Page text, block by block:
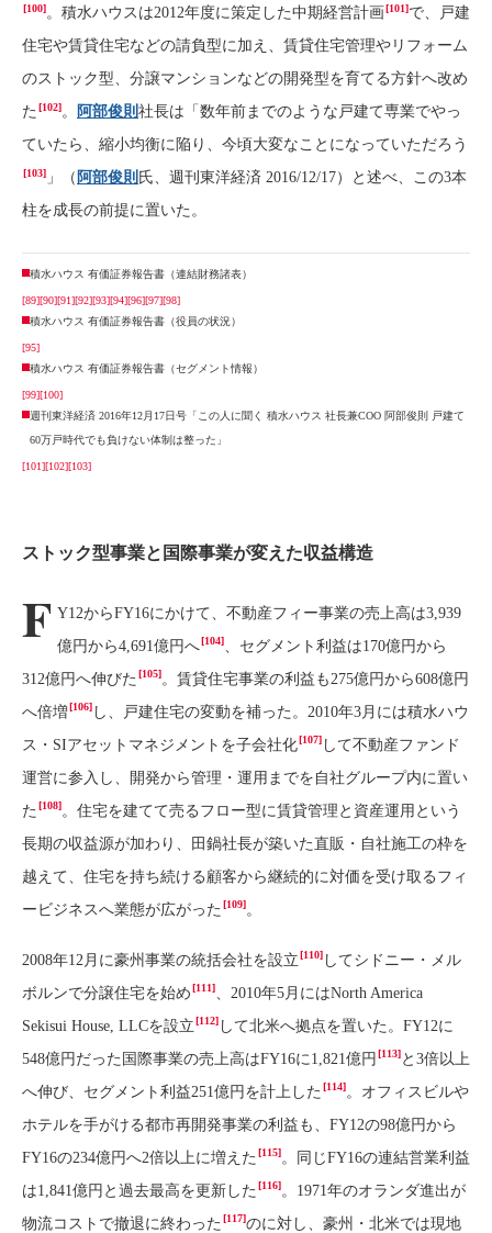
[100]。積水ハウスは2012年度に策定した中期経営計画[101]で、戸建
住宅や賃貸住宅などの請負型に加え、賃貸住宅管理やリフォーム
のストック型、分譲マンションなどの開発型を育てる方針へ改め
た [102]。 阿部俊則 社長は「数年前までのような戸建て専業でやっ
ていたら、縮小均衡に陥り、今頃大変なことになっていただろう
[103] 」（ 阿部俊則 氏、週刊東洋経済 2016/12/17）と述べ、この3本
柱を成長の前提に置いた。
積水ハウス 有価証券報告書（連結財務諸表）
[89][90][91][92][93][94][96][97][98]
積水ハウス 有価証券報告書（役員の状況）
[95]
積水ハウス 有価証券報告書（セグメント情報）
[99][100]
週刊東洋経済 2016年12月17日号「この人に聞く 積水ハウス 社長兼COO 阿部俊則 戸建て
60万戸時代でも負けない体制は整った」
[101][102][103]
ストック型事業と国際事業が変えた収益構造
F Y12からFY16にかけて、不動産フィー事業の売上高は3,939
億円から4,691億円へ[104]
、セグメント利益は170億円から
312億円へ伸びた [105]。賃貸住宅事業の利益も275億円から608億円
へ倍増[106] し、戸建住宅の変動を補った。2010年3月には積水ハウ
ス・SIアセットマネジメントを子会社化[107] して不動産ファンド
運営に参入し、開発から管理・運用までを自社グループ内に置い
た [108]。住宅を建てて売るフロー型に賃貸管理と資産運用という
長期の収益源が加わり、田鍋社長が築いた直販・自社施工の枠を
越えて、住宅を持ち続ける顧客から継続的に対価を受け取るフィ
ービジネスへ業態が広がった [109]。
2008年12月に豪州事業の統括会社を設立[110] してシドニー・メル
ボルンで分譲住宅を始め[111]
、2010年5月にはNorth America
Sekisui House, LLCを設立[112] して北米へ拠点を置いた。FY12に
548億円だった国際事業の売上高はFY16に1,821億円 [113]と3倍以上
へ伸び、セグメント利益251億円を計上した [114]。オフィスビルや
ホテルを手がける都市再開発事業の利益も、FY12の98億円から
FY16の234億円へ2倍以上に増えた [115]。同じFY16の連結営業利益
は1,841億円と過去最高を更新した [116]。1971年のオランダ進出が
物流コストで撤退に終わった [117]のに対し、豪州・北米では現地